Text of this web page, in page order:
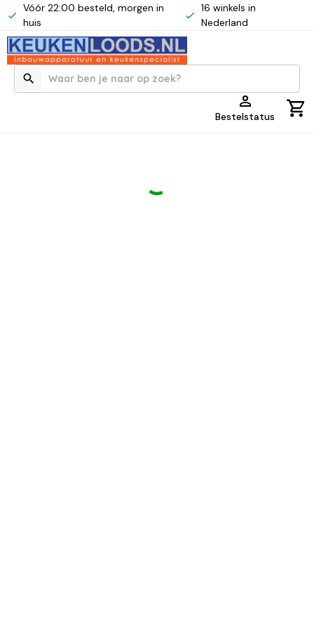
Vóór 22:00 besteld, morgen in
huis
16 winkels in
Nederland
Bestelstatus